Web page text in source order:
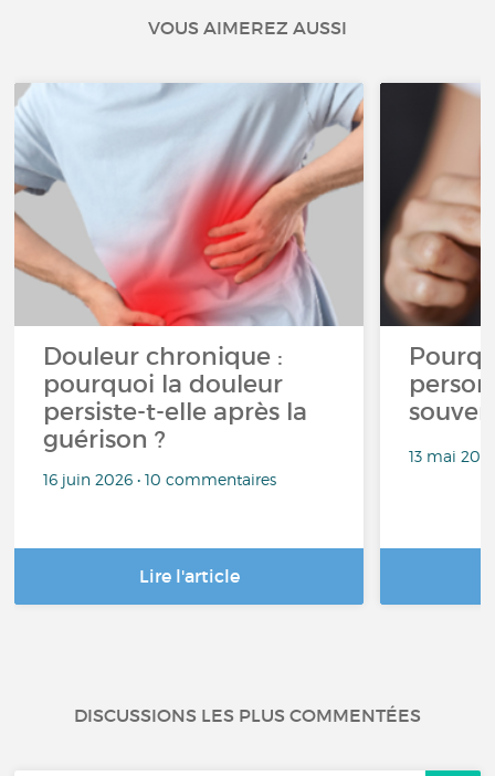
VOUS AIMEREZ AUSSI
Douleur chronique :
pourquoi la douleur
persiste-t-elle après la
guérison ?
16 juin 2026 • 10 commentaires
Lire l'article
13 mai
DISCUSSIONS LES PLUS COMMENTÉES